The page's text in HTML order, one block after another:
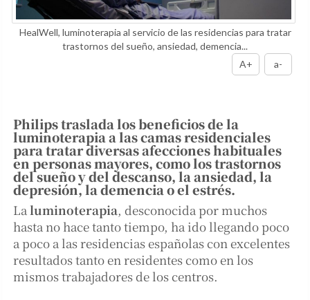
HealWell, luminoterapia al servicio de las residencias para tratar
trastornos del sueño, ansiedad, demencia...
A+
a-
Philips traslada los beneficios de la
luminoterapia a las camas residenciales
para tratar diversas afecciones habituales
en personas mayores, como los trastornos
del sueño y del descanso, la ansiedad, la
depresión, la demencia o el estrés.
Laluminoterapia, desconocida por muchos
hasta no hace tanto tiempo, ha ido llegando poco
a poco a las residencias españolas con excelentes
resultados tanto en residentes como en los
mismos trabajadores de los centros.